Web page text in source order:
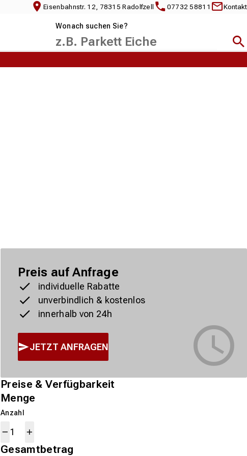
Eisenbahnstr. 12, 78315 Radolfzell 07732 58811 Kontakt
Wonach suchen Sie?
Preis auf Anfrage
individuelle Rabatte
unverbindlich & kostenlos
innerhalb von 24h
JETZT ANFRAGEN
Preise & Verfügbarkeit
Menge
Anzahl
Gesamtbetrag